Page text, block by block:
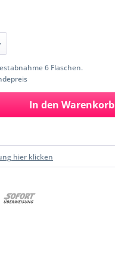
6 Flaschen.
In den Warenkorb
hier klicken